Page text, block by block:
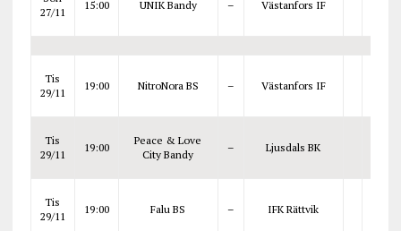
27/11
15:00 UNIK Bandy – Västanfors IF
Tis
29/11
19:00 NitroNora BS – Västanfors IF
Tis
29/11
19:00
Peace & Love
City Bandy
– Ljusdals BK
Tis
29/11
19:00 Falu BS – IFK Rättvik